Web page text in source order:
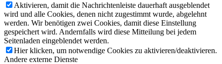
Aktivieren, damit die Nachrichtenleiste dauerhaft ausgeblendet
wird und alle Cookies, denen nicht zugestimmt wurde, abgelehnt
werden. Wir benötigen zwei Cookies, damit diese Einstellung
gespeichert wird. Andernfalls wird diese Mitteilung bei jedem
Seitenladen eingeblendet werden.
Hier klicken, um notwendige Cookies zu aktivieren/deaktivieren.
Andere externe Dienste